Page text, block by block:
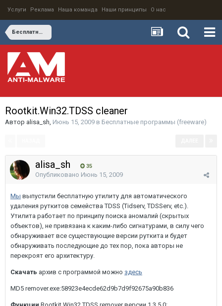
Услуги Реклама Наша команда Наши принципы О нас
Бесплатные программы (freeware)
Rootkit.Win32.TDSS cleaner
Автор alisa_sh, Июнь 15, 2009 в Бесплатные программы (freeware)
alisa_sh 35
Опубликовано Июнь 15, 2009
Мы выпустили бесплатную утилиту для автоматического
удаления руткитов семейства TDSS (Tidserv, TDSServ, etc.).
Утилита работает по принципу поиска аномалий (скрытых
объектов), не привязана к каким-либо сигнатурами, в силу чего
обнаруживает все существующие версии руткита и будет
обнаруживать последующие до тех пор, пока авторы не
перекроят его архитектуру.
Скачать архив с программой можно здесь
MD5 remover.exe:58923e4ecde62d9b7d9f92675a90b836